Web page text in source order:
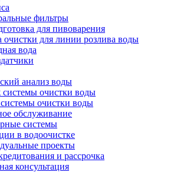
фильтры
для пивоварения
очистки для линии розлива воды
вода
анализ воды
очистки воды
очистки воды
обслуживание
системы
в водоочистке
проекты
и рассрочка
консультация